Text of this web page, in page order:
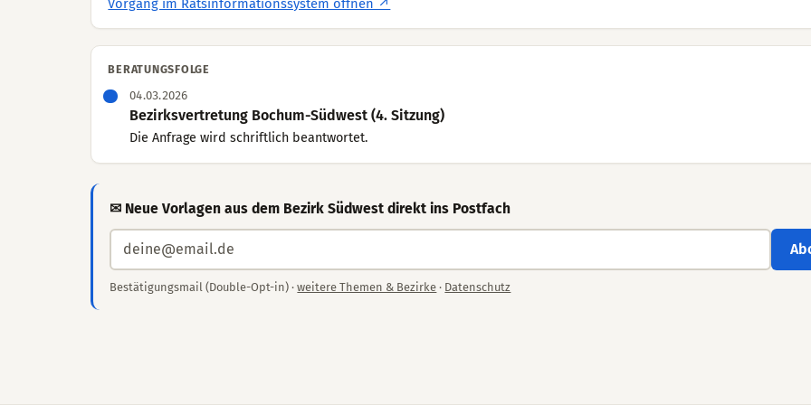
Vorgang im Ratsinformationssystem öffnen ↗
BERATUNGSFOLGE
04.03.2026
Bezirksvertretung Bochum-Südwest (4. Sitzung)
Die Anfrage wird schriftlich beantwortet.
✉ Neue Vorlagen aus dem Bezirk Südwest direkt ins Postfach
Bestätigungsmail (Double-Opt-in) ·weitere Themen & Bezirke · Datenschutz